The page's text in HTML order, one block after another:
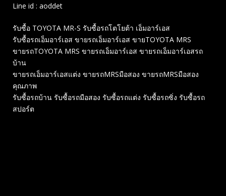
Line id : aoddet
รับซื้อ TOYOTA MR-S รับซื้อรถโตโยต้า เอ็มอาร์เอส
รับซื้อรถเอ็มอาร์เอส ขายรถเอ็มอาร์เอส ขายTOYOTA MRS
ขายรถTOYOTA MRS ขายรถเอ็มอาร์เอส ขายรถเอ็มอาร์เอสรถ
บ้าน
ขายรถเอ็มอาร์เอสแต่ง ขายรถMRSมือสอง ขายรถMRSมือสอง
คุณภาพ
รับซื้อรถบ้าน รับซื้อรถมือสอง รับซื้อรถแต่ง รับซื้อรถซิ่ง รับซื้อรถ
สปอร์ต